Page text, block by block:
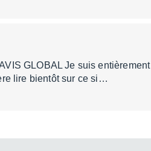
GLOBAL Je suis entièrement
lire bientôt sur ce si…